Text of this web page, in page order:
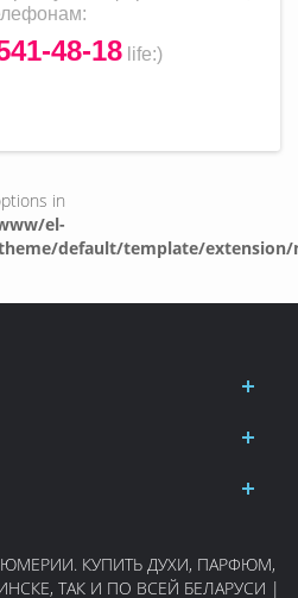
48-18 life:)
in
el-
default/template/
КУПИТЬ ДУХИ, ПАРФЮМ,
ТАК И ПО ВСЕЙ БЕЛАРУСИ |